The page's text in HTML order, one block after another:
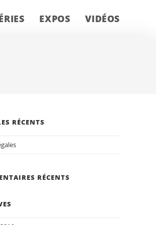
EXPOS VIDÉOS
RÉCENTS
RÉCENTS